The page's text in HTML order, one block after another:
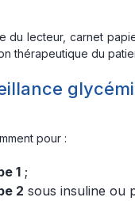
du lecteur, carnet
thérapeutique du
pour :
1 ;
2 sous insuline ou